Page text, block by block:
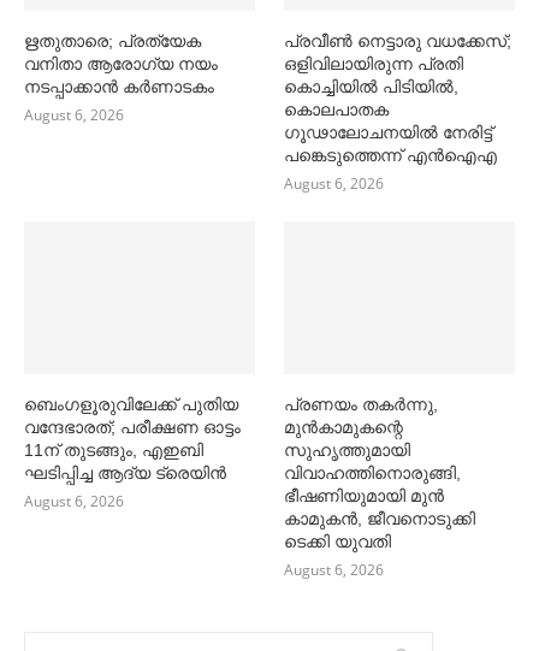
ഋതുതാരെ; പ്രത്യേക
വനിതാ ആരോഗ്യ നയം
നടപ്പാക്കാൻ കര്‍ണാടകം
August 6, 2026
പ്രവീൺ നെട്ടാരു വധക്കേസ്;
ഒളിവിലായിരുന്ന പ്രതി
കൊച്ചിയിൽ പിടിയിൽ,
കൊലപാതക
ഗൂഢാലോചനയിൽ നേരിട്ട്
പങ്കെടുത്തെന്ന് എൻഐഎ
August 6, 2026
ബെംഗളൂരുവിലേക്ക് പുതിയ
വന്ദേഭാരത്; പരീക്ഷണ ഓട്ടം
11ന് തുടങ്ങും, എഇബി
ഘടിപ്പിച്ച ആദ്യ ട്രെയിന്‍
August 6, 2026
പ്രണയം തകര്‍ന്നു,
മുൻകാമുകന്റെ
സുഹൃത്തുമായി
വിവാഹത്തിനൊരുങ്ങി,
ഭീഷണിയുമായി മുൻ
കാമുകൻ, ജീവനൊടുക്കി
ടെക്കി യുവതി
August 6, 2026